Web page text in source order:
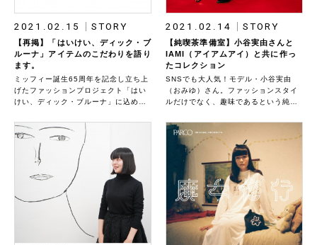
2021.02.15 STORY
【再掲】「はいけい、ディック・ブ
ルーナ」アイテムのこだわりを語り
ます。
ミッフィー誕生65周年を記念し立ち上
げたファッションプロジェクト「はい
けい、ディック・ブルーナ」に込めら
ィック・ブルーナ」特集はこちら＊
2020年6月に公開した記事を編集・再
掲しています。商品の背景にあるスト
ーリーを改めてお伝えします。
2021.02.14 STORY
【純喫茶準備室】小谷実由さんと
IAMI（アイアムアイ）と共に作っ
たコレクション
SNSでも大人気！モデル・小谷実由
（おみゆ）さん。ファッションスタイ
ルだけでなく、趣味であるという純喫
も注目されています。 そんな彼女の純
喫茶愛からくるアイデアを、ファッシ
ョンとして形にしたいと思い❝純喫茶準
備室❞をミツカルストアが企画しまし
た。ユーモアたっぷりに表してくれた
のは、ファッションブランド・IAMI。
これまでに２コレクションを製作し、
たくさんの方に愛していただきまし
た。